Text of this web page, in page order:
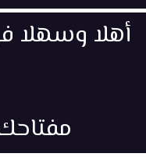
أهلا وسهلا